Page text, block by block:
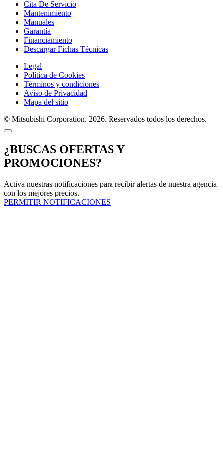
Cita De Servicio
Mantenimiento
Manuales
Garantía
Financiamiento
Descargar Fichas Técnicas
Legal
Política de Cookies
Términos y condiciones
Aviso de Privacidad
Mapa del sitio
© Mitsubishi Corporation. 2026. Reservados todos los derechos.
¿BUSCAS OFERTAS Y
PROMOCIONES?
Activa nuestras notificaciones para recibir alertas de nuestra agencia
con los mejores precios.
PERMITIR NOTIFICACIONES